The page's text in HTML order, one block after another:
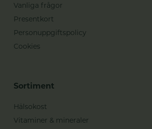
Vanliga frågor
Presentkort
Personuppgiftspolicy
Cookies
Sortiment
Hälsokost
Vitaminer & mineraler